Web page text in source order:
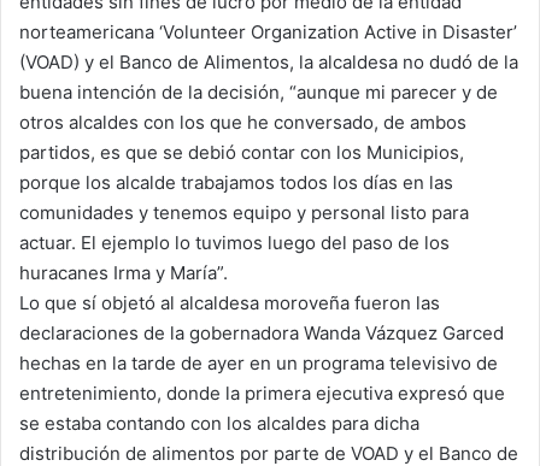
norteamericana ‘Volunteer Organization Active in Disaster’
(VOAD) y el Banco de Alimentos, la alcaldesa no dudó de la
buena intención de la decisión, “aunque mi parecer y de
otros alcaldes con los que he conversado, de ambos
partidos, es que se debió contar con los Municipios,
porque los alcalde trabajamos todos los días en las
comunidades y tenemos equipo y personal listo para
actuar. El ejemplo lo tuvimos luego del paso de los
huracanes Irma y María”.
Lo que sí objetó al alcaldesa moroveña fueron las
declaraciones de la gobernadora Wanda Vázquez Garced
hechas en la tarde de ayer en un programa televisivo de
entretenimiento, donde la primera ejecutiva expresó que
se estaba contando con los alcaldes para dicha
distribución de alimentos por parte de VOAD y el Banco de